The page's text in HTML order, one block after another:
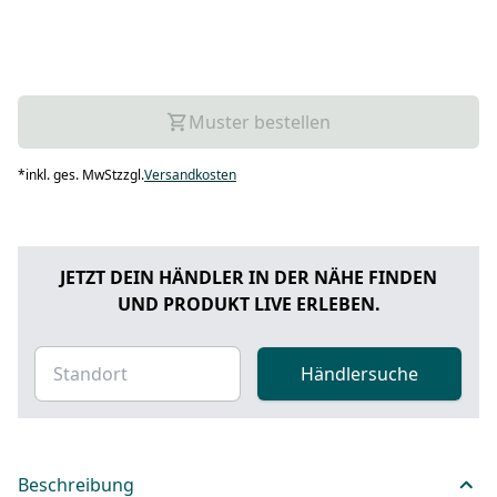
Muster bestellen
*inkl. ges. MwStzzgl.Versandkosten
JETZT DEIN HÄNDLER IN DER NÄHE FINDEN
UND PRODUKT LIVE ERLEBEN.
Händlersuche
Beschreibung